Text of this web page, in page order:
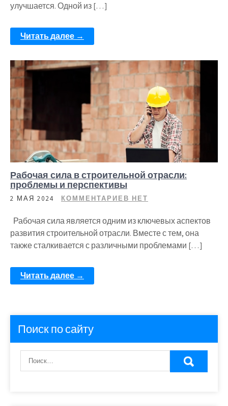
улучшается. Одной из […]
Читать далее →
Рабочая сила в строительной отрасли:
проблемы и перспективы
2 МАЯ 2024 КОММЕНТАРИЕВ НЕТ
Рабочая сила является одним из ключевых аспектов
развития строительной отрасли. Вместе с тем, она
также сталкивается с различными проблемами […]
Читать далее →
Поиск по сайту